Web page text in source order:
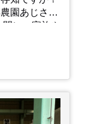
園あじさい
に、家族や
い屋敷の魅
。約18,000
250種類以
れていま